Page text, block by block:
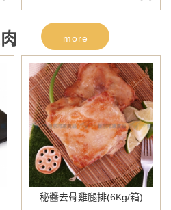
more
秘醬去骨雞腿排(6Kg/箱)